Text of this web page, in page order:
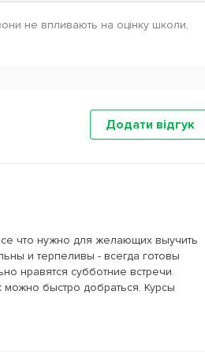
не впливають на оцінку школи,
Додати відгук
что нужно для желающих выучить
и терпеливы - всегда готовы
нравятся субботние встречи.
быстро добраться. Курсы